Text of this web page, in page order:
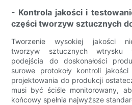
- Kontrola jakości i
części tworzyw sztucznych
Tworzenie wysokiej jakości
tworzyw sztucznych wtrysku
podejścia do doskonałości
surowe protokoły kontroli
projektowania do produkcji
musi być ściśle monitorowany,
końcowy spełnia najwyższe